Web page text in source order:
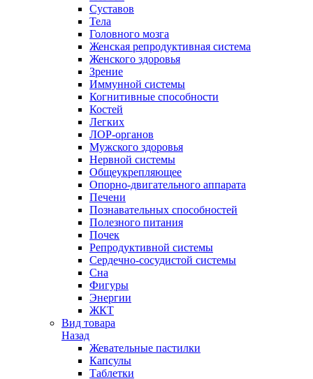
Суставов
Тела
Головного мозга
Женская репродуктивная система
Женского здоровья
Зрение
Иммунной системы
Когнитивные способности
Костей
Легких
ЛОР-органов
Мужского здоровья
Нервной системы
Общеукрепляющее
Опорно-двигательного аппарата
Печени
Познавательных способностей
Полезного питания
Почек
Репродуктивной системы
Сердечно-сосудистой системы
Сна
Фигуры
Энергии
ЖКТ
Вид товара
Назад
Жевательные пастилки
Капсулы
Таблетки